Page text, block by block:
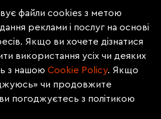
не нижче третього
щодо яких міститься
републікацію
відтворення або
заборонено
без згоди редакції.
PROMOTED, ЗА
файли cookies з метою
реклами і послуг на основі
Якщо ви хочете дізнатися
використання усіх чи деяких
з нашою Сookie Policy. Якщо
чи продовжите
погоджуєтесь з політикою